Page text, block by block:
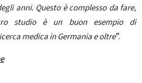
anni. Questo è complesso da fare,
studio è un buon esempio di
medica in Germania e oltre”.